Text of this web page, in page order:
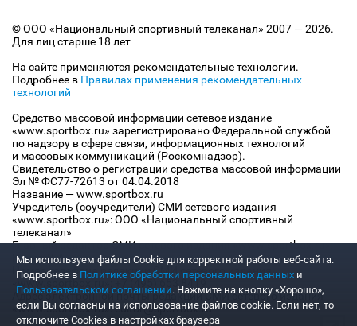
© ООО «Национальный спортивный телеканал» 2007 — 2026.
Для лиц старше 18 лет
На сайте применяются рекомендательные технологии.
Подробнее в Правилах применения рекомендательных
технологий
Средство массовой информации сетевое издание
«www.sportbox.ru» зарегистрировано Федеральной службой
по надзору в сфере связи, информационных технологий
и массовых коммуникаций (Роскомнадзор).
Свидетельство о регистрации средства массовой информации
Эл № ФС77-72613 от 04.04.2018
Название — www.sportbox.ru
Учредитель (соучредители) СМИ сетевого издания
«www.sportbox.ru»: ООО «Национальный спортивный
телеканал»
Главный редактор СМИ сетевого издания «www.sportbox.ru»:
Конов В.А.
Номер телефона редакции СМИ сетевого издания
«www.sportbox.ru»: +7 (495) 653 8419
Адрес электронной почты редакции СМИ сетевого издания
«www.sportbox.ru»: editor@sportbox.ru
Мы используем файлы Сookie для корректной работы веб-сайта.
Подробнее в Политике обработки персональных данных и
Пользовательском соглашении. Нажмите на кнопку «Хорошо»,
если Вы согласны на использование файлов cookie. Если нет, то
отключите Cookies в настройках браузера